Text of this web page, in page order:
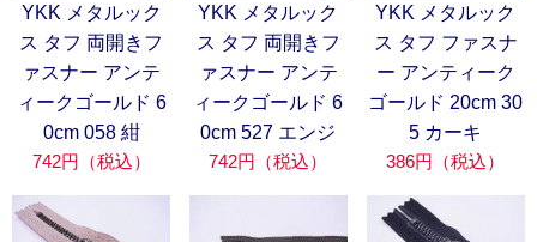
YKK メタルック
ス タフ 両開きフ
ァスナー アンテ
ィークゴールド 6
0cm 058 紺
742円（税込）
YKK メタルック
ス タフ 両開きフ
ァスナー アンテ
ィークゴールド 6
0cm 527 エンジ
742円（税込）
YKK メタルック
ス タフ ファスナ
ー アンティーク
ゴールド 20cm 30
5 カーキ
386円（税込）